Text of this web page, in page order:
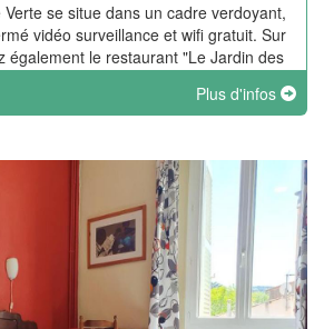
se situe dans un cadre verdoyant,
vidéo surveillance et wifi gratuit. Sur
également le restaurant "Le Jardin des
Plus d'infos